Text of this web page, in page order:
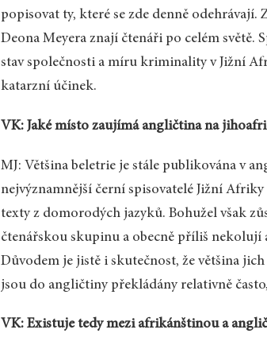
popisovat ty, které se zde denně
Deona Meyera znají čtenáři po celém
stav společnosti a míru kriminality v Jižní
katarzní účinek.
VK: Jaké místo zaujímá angličtina na
MJ: Většina beletrie je stále publikována v
nejvýznamnější černí spisovatelé Jižní
texty z domorodých jazyků. Bohužel však
čtenářskou skupinu a obecně příliš
Důvodem je jistě i skutečnost, že většina
jsou do angličtiny překládány relativně
VK: Existuje tedy mezi afrikánštinou a